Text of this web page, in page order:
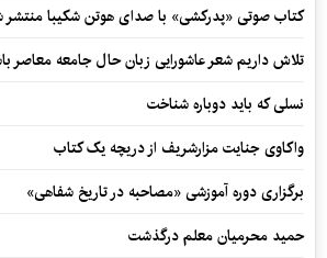
کتاب صوتی «پدرکشی» با صدای هوتن شکیبا منتشر
تلاش داریم شعر عاشورایی زبان حال جامعه معاصر
نسلی که باید دوباره شناخت
واکاوی جنایت مزارشریف از دریچه یک کتاب
برگزاری دوره آموزشی «مصاحبه در تاریخ شفاهی»
حمید محرمیان معلم درگذشت